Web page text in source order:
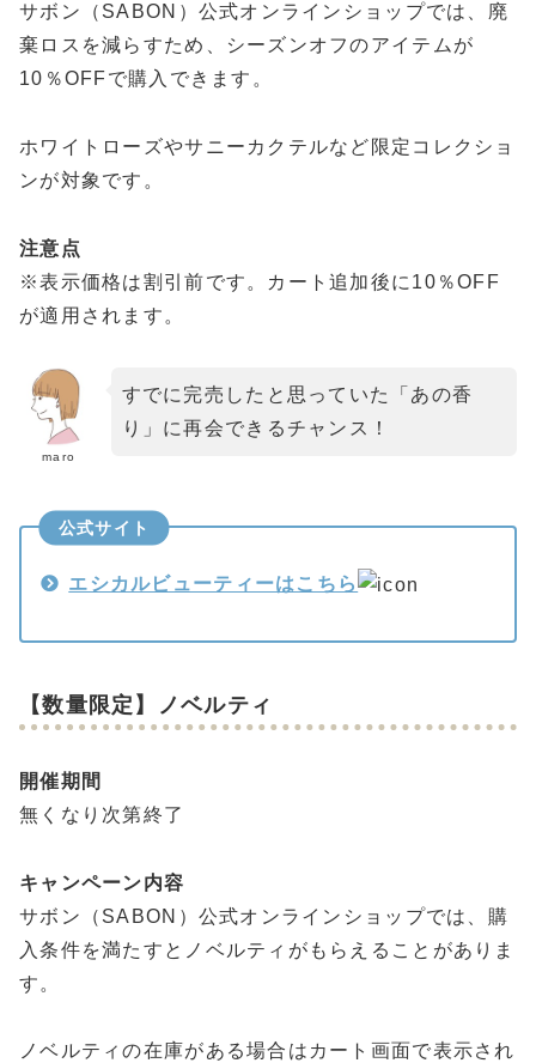
サボン（SABON）公式オンラインショップでは、廃
棄ロスを減らすため、シーズンオフのアイテムが
10％OFFで購入できます。
ホワイトローズやサニーカクテルなど限定コレクショ
ンが対象です。
注意点
※表示価格は割引前です。カート追加後に10％OFF
が適用されます。
maro
すでに完売したと思っていた「あの香
り」に再会できるチャンス！
公式サイト
エシカルビューティーはこちら
【数量限定】ノベルティ
開催期間
無くなり次第終了
キャンペーン内容
サボン（SABON）公式オンラインショップでは、購
入条件を満たすとノベルティがもらえることがありま
す。
ノベルティの在庫がある場合はカート画面で表示され